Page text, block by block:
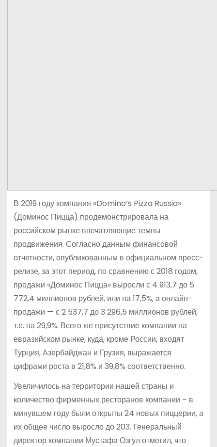
В 2019 году компания «Domino’s Pizza Russia»
(Доминос Пицца) продемонстрировала на
российском рынке впечатляющие темпы
продвижения. Согласно данным финансовой
отчетности, опубликованным в официальном пресс-
релизе, за этот период, по сравнению с 2018 годом,
продажи «Доминос Пицца» выросли с 4 913,7 до 5
772,4 миллионов рублей, или на 17,5%, а онлайн-
продажи — с 2 537,7 до 3 296,5 миллионов рублей,
т.е. на 29,9%. Всего же присутствие компании на
евразийском рынке, куда, кроме России, входят
Турция, Азербайджан и Грузия, выражается
цифрами роста в 21,8% и 39,8% соответственно.
Увеличилось на территории нашей страны и
количество фирменных ресторанов компании – в
минувшем году были открыты 24 новых пиццерии, а
их общее число выросло до 203. Генеральный
директор компании Мустафа Озгул отметил, что